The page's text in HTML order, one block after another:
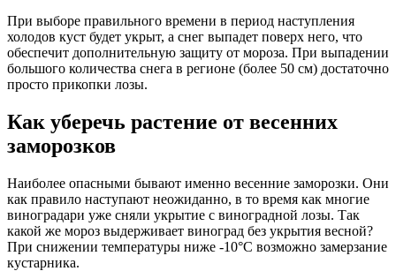
При выборе правильного времени в период наступления
холодов куст будет укрыт, а снег выпадет поверх него, что
обеспечит дополнительную защиту от мороза. При выпадении
большого количества снега в регионе (более 50 см) достаточно
просто прикопки лозы.
Как уберечь растение от весенних
заморозков
Наиболее опасными бывают именно весенние заморозки. Они
как правило наступают неожиданно, в то время как многие
виноградари уже сняли укрытие с виноградной лозы. Так
какой же мороз выдерживает виноград без укрытия весной?
При снижении температуры ниже -10°С возможно замерзание
кустарника.